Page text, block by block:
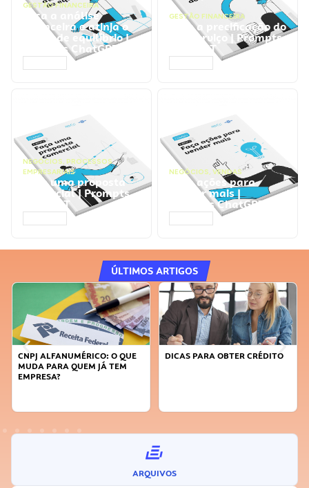
GESTÃO FINANCEIRA
Faça a análise
financeira e atinja o
ponto de equilíbrio |
Prompts ChatGPT
GESTÃO FINANCEIRA
Faça a precificação do
seu serviço | Prompts
ChatGPT
NEGÓCIOS, PROCESSOS
EMPRESARIAIS
Faça uma proposta
comercial | Prompts
ChatGPT
NEGÓCIOS, VENDAS
Faça ações para
vender mais |
Prompts ChatGPT
ÚLTIMOS ARTIGOS
CNPJ ALFANUMÉRICO: O QUE
MUDA PARA QUEM JÁ TEM
EMPRESA?
DICAS PARA OBTER CRÉDITO
ARQUIVOS